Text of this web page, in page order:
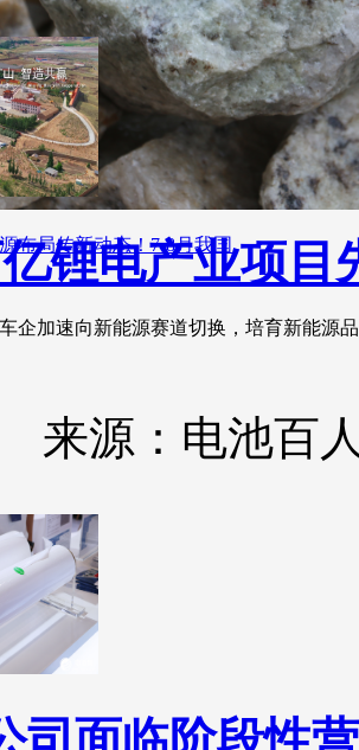
布局传新动态！7-8月我国
锂电产业项目
企加速向新能源赛道切换，培育新能源
来源：电池百